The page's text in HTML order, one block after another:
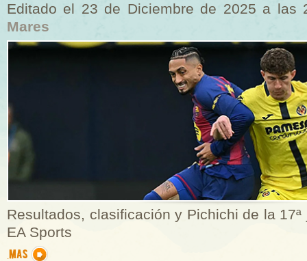
Editado el 23 de Diciembre de 2025 a las
Mares
Resultados, clasificación y Pichichi de la
EA Sports